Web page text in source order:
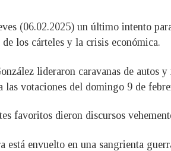
(06.02.2025) un último intento
los cárteles y la crisis económica.
lideraron caravanas de autos
las votaciones del domingo 9 de
favoritos dieron discursos
envuelto en una sangrienta